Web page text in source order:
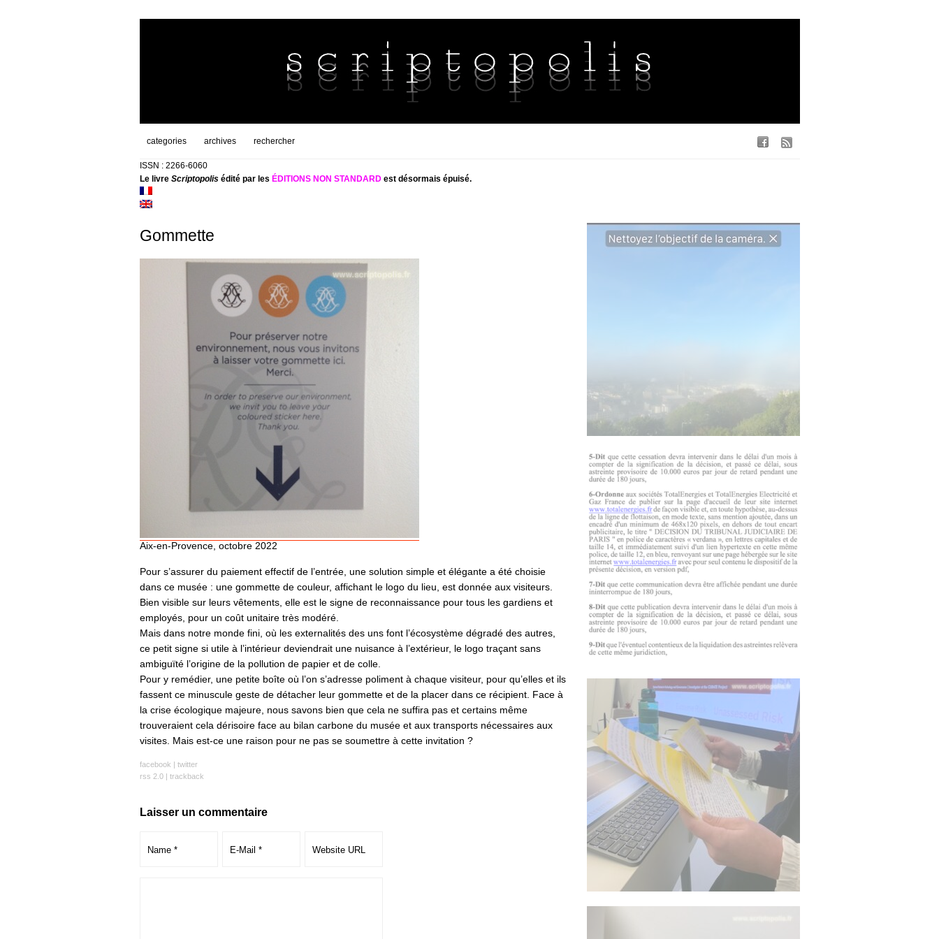
categories archives rechercher
ISSN : 2266-6060
Le livre Scriptopolisédité par les ÉDITIONS NON STANDARDest désormais épuisé.
Gommette
Aix-en-Provence, octobre 2022
Pour s’assurer du paiement effectif de l’entrée, une solution simple et élégante a été choisie
dans ce musée : une gommette de couleur, affichant le logo du lieu, est donnée aux visiteurs.
Bien visible sur leurs vêtements, elle est le signe de reconnaissance pour tous les gardiens et
employés, pour un coût unitaire très modéré.
Mais dans notre monde fini, où les externalités des uns font l’écosystème dégradé des autres,
ce petit signe si utile à l’intérieur deviendrait une nuisance à l’extérieur, le logo traçant sans
ambiguïté l’origine de la pollution de papier et de colle.
Pour y remédier, une petite boîte où l’on s’adresse poliment à chaque visiteur, pour qu’elles et ils
fassent ce minuscule geste de détacher leur gommette et de la placer dans ce récipient. Face à
la crise écologique majeure, nous savons bien que cela ne suffira pas et certains même
trouveraient cela dérisoire face au bilan carbone du musée et aux transports nécessaires aux
visites. Mais est-ce une raison pour ne pas se soumettre à cette invitation ?
facebook | twitter
rss 2.0| trackback
Laisser un commentaire